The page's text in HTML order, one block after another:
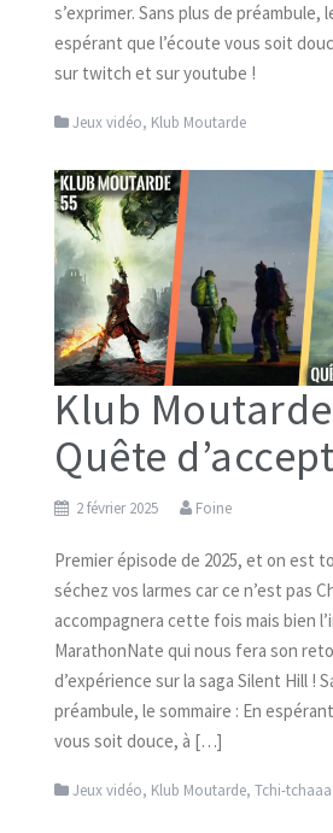
s’exprimer. Sans plus de préambule,
espérant que l’écoute vous soit
sur twitch et sur youtube !
Jeux vidéo, Klub Moutarde
Klub
Quête
2 février 2025 Foine
Premier épisode de 2025, et on est
séchez vos larmes car ce n’est pas
accompagnera cette fois mais bien
MarathonNate qui nous fera son
d’expérience sur la saga Silent Hill !
préambule, le sommaire : En
vous soit douce, à […]
Jeux vidéo, Klub Moutarde, Tchi-tchaaa